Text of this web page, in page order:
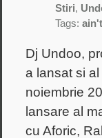
Stiri,
Tags:
Dj Undoo,
a lansat si
noiembrie
lansare al
cu Aforic,